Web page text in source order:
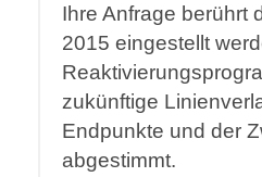
Ihre Anfrage berührt
2015 eingestellt
zukünftige
Endpunkte und der
abgestimmt.